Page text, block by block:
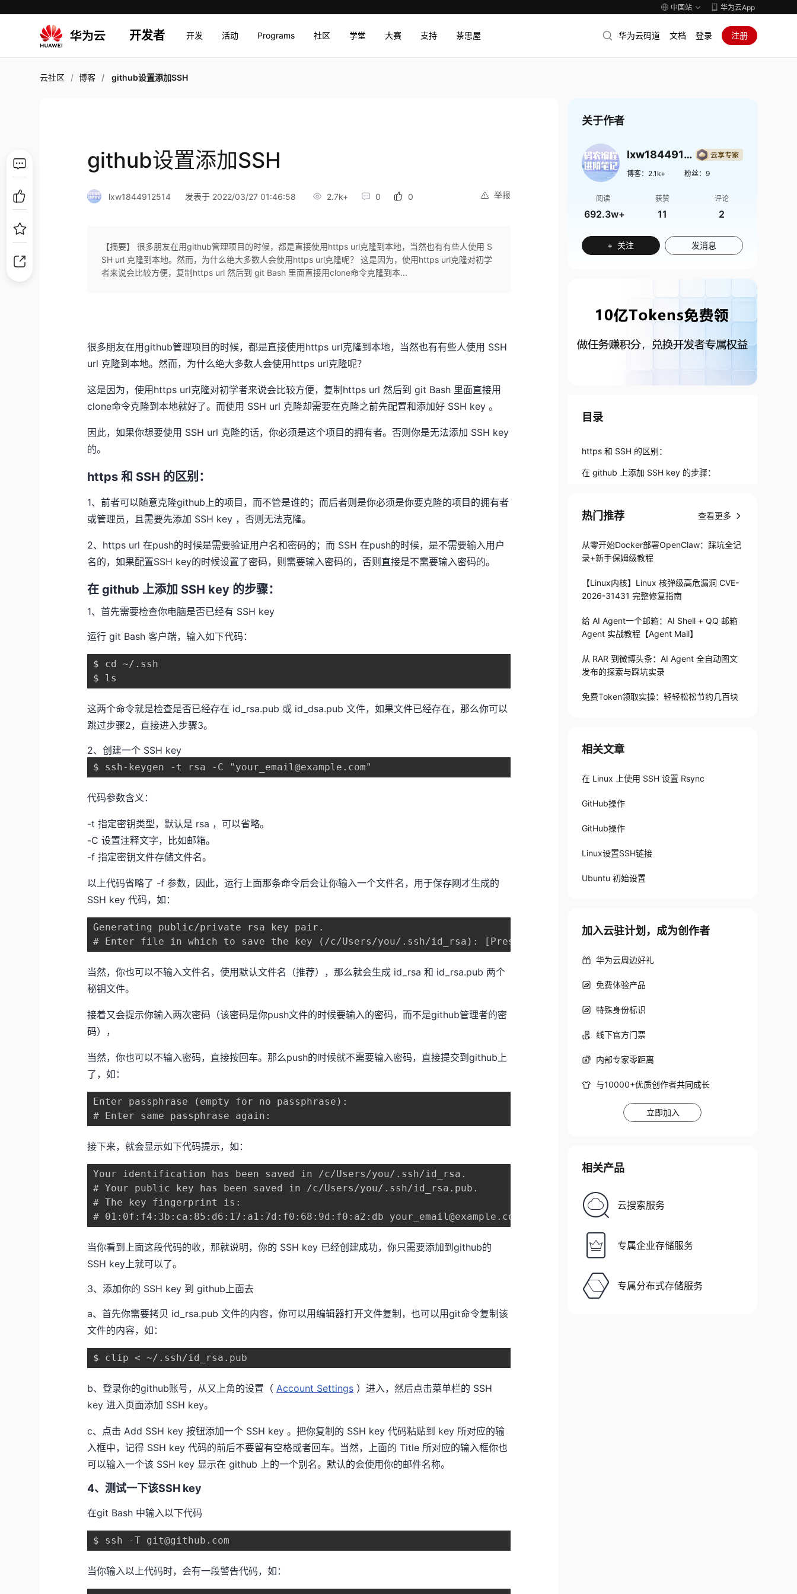
中国站 华为云App
开发者 开发 活动 Programs 社区 学堂 大赛 支持 茶思屋 华为云码道 文档 登录 注册
云社区 博客 github设置添加SSH
github设置添加SSH
举报
lxw1844912514 发表于 2022/03/27 01:46:58 2.7k+ 0 0
【摘要】 很多朋友在用github管理项目的时候，都是直接使用https url克隆到本地，当然也有有些人使用 S
SH url 克隆到本地。然而，为什么绝大多数人会使用https url克隆呢？ 这是因为，使用https url克隆对初学
者来说会比较方便，复制https url 然后到 git Bash 里面直接用clone命令克隆到本...
很多朋友在用github管理项目的时候，都是直接使用https url克隆到本地，当然也有有些人使用 SSH
url 克隆到本地。然而，为什么绝大多数人会使用https url克隆呢？
这是因为，使用https url克隆对初学者来说会比较方便，复制https url 然后到 git Bash 里面直接用
clone命令克隆到本地就好了。而使用 SSH url 克隆却需要在克隆之前先配置和添加好 SSH key 。
因此，如果你想要使用 SSH url 克隆的话，你必须是这个项目的拥有者。否则你是无法添加 SSH key
的。
https 和 SSH 的区别：
1、前者可以随意克隆github上的项目，而不管是谁的；而后者则是你必须是你要克隆的项目的拥有者
或管理员，且需要先添加 SSH key ，否则无法克隆。
2、https url 在push的时候是需要验证用户名和密码的；而 SSH 在push的时候，是不需要输入用户
名的，如果配置SSH key的时候设置了密码，则需要输入密码的，否则直接是不需要输入密码的。
在 github 上添加 SSH key 的步骤：
1、首先需要检查你电脑是否已经有 SSH key
运行 git Bash 客户端，输入如下代码：
$ cd ~/.ssh
$ ls
这两个命令就是检查是否已经存在 id_rsa.pub 或 id_dsa.pub 文件，如果文件已经存在，那么你可以
跳过步骤2，直接进入步骤3。
2、创建一个 SSH key
$ ssh-keygen -t rsa -C "your_email@example.com"
代码参数含义：
-t 指定密钥类型，默认是 rsa ，可以省略。
-C 设置注释文字，比如邮箱。
-f 指定密钥文件存储文件名。
以上代码省略了 -f 参数，因此，运行上面那条命令后会让你输入一个文件名，用于保存刚才生成的
SSH key 代码，如：
Generating public/private rsa key pair.
# Enter file in which to save the key (/c/Users/you/.ssh/id_rsa): [Press enter]
当然，你也可以不输入文件名，使用默认文件名（推荐），那么就会生成 id_rsa 和 id_rsa.pub 两个
秘钥文件。
接着又会提示你输入两次密码（该密码是你push文件的时候要输入的密码，而不是github管理者的密
码），
当然，你也可以不输入密码，直接按回车。那么push的时候就不需要输入密码，直接提交到github上
了，如：
Enter passphrase (empty for no passphrase):
# Enter same passphrase again:
接下来，就会显示如下代码提示，如：
Your identification has been saved in /c/Users/you/.ssh/id_rsa.
# Your public key has been saved in /c/Users/you/.ssh/id_rsa.pub.
# The key fingerprint is:
# 01:0f:f4:3b:ca:85:d6:17:a1:7d:f0:68:9d:f0:a2:db your_email@example.com
当你看到上面这段代码的收，那就说明，你的 SSH key 已经创建成功，你只需要添加到github的
SSH key上就可以了。
3、添加你的 SSH key 到 github上面去
a、首先你需要拷贝 id_rsa.pub 文件的内容，你可以用编辑器打开文件复制，也可以用git命令复制该
文件的内容，如：
$ clip < ~/.ssh/id_rsa.pub
b、登录你的github账号，从又上角的设置（Account Settings ）进入，然后点击菜单栏的 SSH
key 进入页面添加 SSH key。
c、点击 Add SSH key 按钮添加一个 SSH key 。把你复制的 SSH key 代码粘贴到 key 所对应的输
入框中，记得 SSH key 代码的前后不要留有空格或者回车。当然，上面的 Title 所对应的输入框你也
可以输入一个该 SSH key 显示在 github 上的一个别名。默认的会使用你的邮件名称。
4、测试一下该SSH key
在git Bash 中输入以下代码
$ ssh -T git@github.com
当你输入以上代码时，会有一段警告代码，如：
关于作者
lxw1844912514
博客： 2.1k+ 粉丝： 9
阅读
692.3w+
获赞
11
评论
2
+ 关注 发消息
目录
https 和 SSH 的区别：
在 github 上添加 SSH key 的步骤：
热门推荐 查看更多
从零开始Docker部署OpenClaw：踩坑全记
录+新手保姆级教程
【Linux内核】Linux 核弹级高危漏洞 CVE-
2026-31431 完整修复指南
给 AI Agent一个邮箱：AI Shell + QQ 邮箱
Agent 实战教程【Agent Mail】
从 RAR 到微博头条：AI Agent 全自动图文
发布的探索与踩坑实录
免费Token领取实操：轻轻松松节约几百块
相关文章
在 Linux 上使用 SSH 设置 Rsync
GitHub操作
GitHub操作
Linux设置SSH链接
Ubuntu 初始设置
加入云驻计划，成为创作者
华为云周边好礼
免费体验产品
特殊身份标识
线下官方门票
内部专家零距离
与10000+优质创作者共同成长
立即加入
相关产品
云搜索服务
专属企业存储服务
专属分布式存储服务